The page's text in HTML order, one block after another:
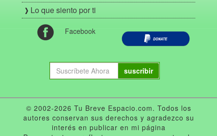
Lo que siento por ti
Facebook
suscribir
© 2002-2026 Tu Breve Espacio.com. Todos los
autores conservan sus derechos y agradezco su
interés en publicar en mi página